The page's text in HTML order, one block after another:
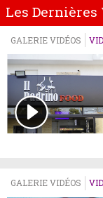
Les Dernières
GALERIE VIDÉOS
GALERIE VIDÉOS